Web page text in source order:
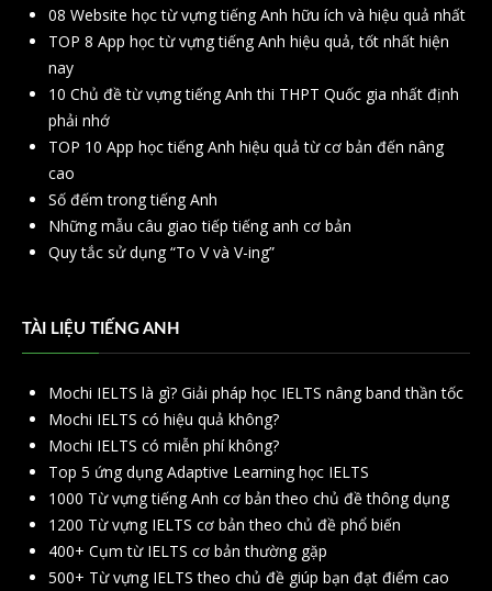
08 Website học từ vựng tiếng Anh hữu ích và hiệu quả nhất
TOP 8 App học từ vựng tiếng Anh hiệu quả, tốt nhất hiện
nay
10 Chủ đề từ vựng tiếng Anh thi THPT Quốc gia nhất định
phải nhớ
TOP 10 App học tiếng Anh hiệu quả từ cơ bản đến nâng
cao
Số đếm trong tiếng Anh
Những mẫu câu giao tiếp tiếng anh cơ bản
Quy tắc sử dụng “To V và V-ing”
TÀI LIỆU TIẾNG ANH
Mochi IELTS là gì? Giải pháp học IELTS nâng band thần tốc
Mochi IELTS có hiệu quả không?
Mochi IELTS có miễn phí không?
Top 5 ứng dụng Adaptive Learning học IELTS
1000 Từ vựng tiếng Anh cơ bản theo chủ đề thông dụng
1200 Từ vựng IELTS cơ bản theo chủ đề phổ biến
400+ Cụm từ IELTS cơ bản thường gặp
500+ Từ vựng IELTS theo chủ đề giúp bạn đạt điểm cao